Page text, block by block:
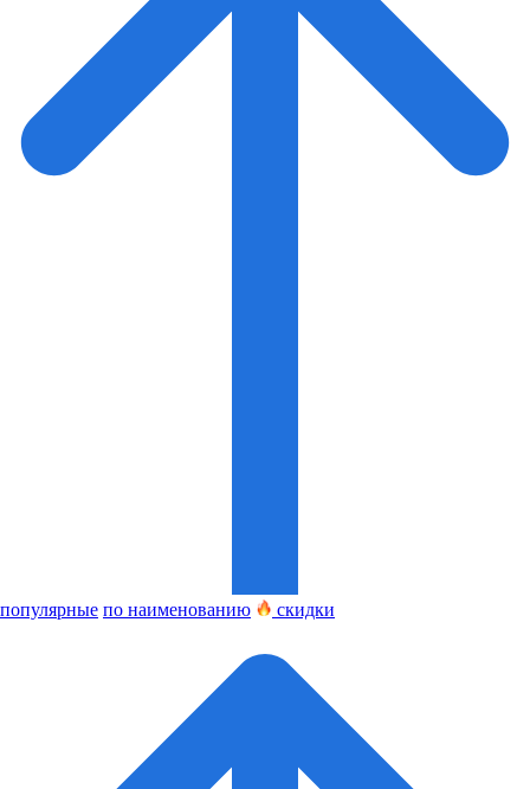
популярные по наименованию скидки